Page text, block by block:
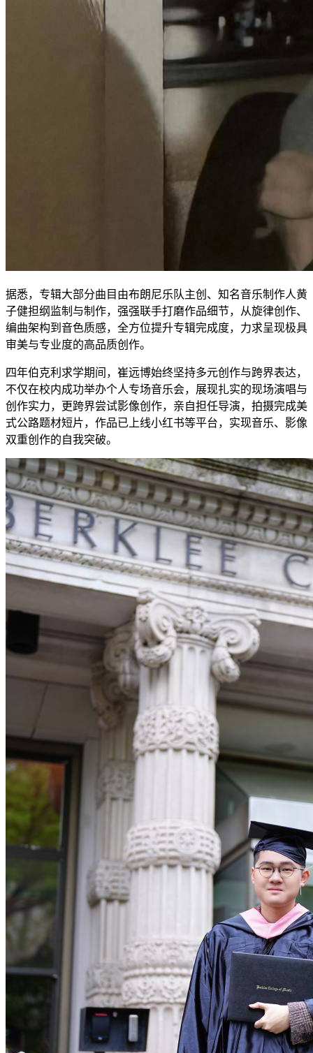
据悉，专辑大部分曲目由布朗尼乐队主创、知名音乐制作人黄
子健担纲监制与制作，强强联手打磨作品细节，从旋律创作、
编曲架构到音色质感，全方位提升专辑完成度，力求呈现极具
审美与专业度的高品质创作。
四年伯克利求学期间，崔远博始终坚持多元创作与跨界表达，
不仅在校内成功举办个人专场音乐会，展现扎实的现场演唱与
创作实力，更跨界尝试影像创作，亲自担任导演，拍摄完成美
式公路题材短片，作品已上线小红书等平台，实现音乐、影像
双重创作的自我突破。